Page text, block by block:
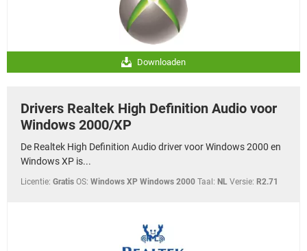
Downloaden
Drivers Realtek High Definition Audio voor
Windows 2000/XP
De Realtek High Definition Audio driver voor Windows 2000 en
Windows XP is...
Licentie: Gratis OS: Windows XP Windows 2000 Taal: NL Versie: R2.71